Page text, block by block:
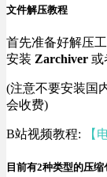
文件解压教程
首先准备好解压
安装 Zarchiver 或
(注意不要安装国
会收费)
B站视频教程: 【
目前有2种类型的压缩